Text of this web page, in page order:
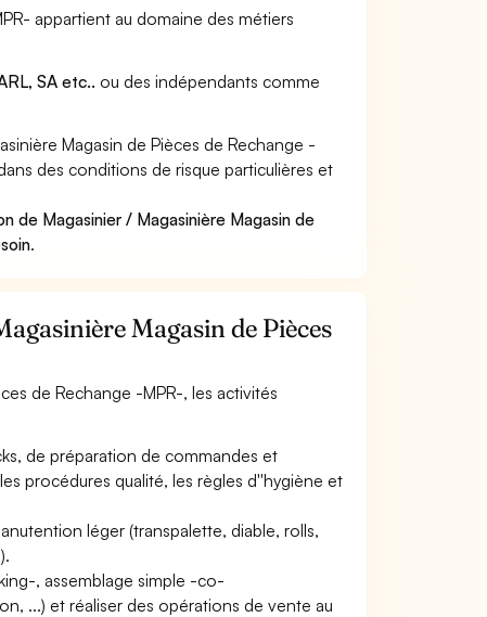
appartient au domaine des métiers
SA etc.. ou des indépendants comme
Magasin de Pièces de Rechange -
des conditions de risque particulières et
de Magasinier / Magasinière Magasin de
.
Magasin de Pièces
de Rechange -MPR-, les activités
de préparation de commandes et
procédures qualité, les règles d''hygiène et
léger (transpalette, diable, rolls,
, assemblage simple -co-
...) et réaliser des opérations de vente au